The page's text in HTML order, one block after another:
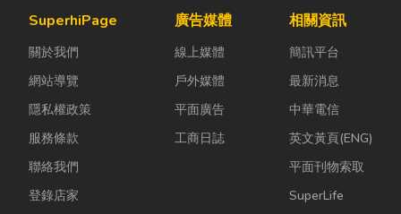
SuperhiPage
關於我們
網站導覽
隱私權政策
服務條款
聯絡我們
登錄店家
廣告媒體
線上媒體
戶外媒體
平面廣告
工商日誌
相關資訊
簡訊平台
最新消息
中華電信
英文黃頁(ENG)
平面刊物索取
SuperLife